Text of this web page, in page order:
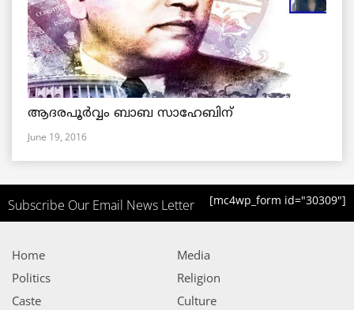
ആദരപൂര്‍വ്വം ബാബ സാഹേബിന്
June 19, 2016
Subscribe Our Email News Letter [mc4wp_form id="30309"]
Home
Politics
Caste
Media
Religion
Culture